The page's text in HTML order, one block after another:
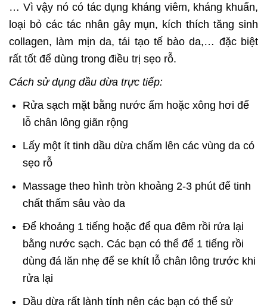
… Vì vậy nó có tác dụng kháng viêm, kháng khuẩn,
loại bỏ các tác nhân gây mụn, kích thích tăng sinh
collagen, làm mịn da, tái tạo tế bào da,… đặc biệt
rất tốt để dùng trong điều trị sẹo rỗ.
Cách sử dụng dầu dừa trực tiếp:
Rửa sạch mặt bằng nước ấm hoặc xông hơi để
lỗ chân lông giãn rộng
Lấy một ít tinh dầu dừa chấm lên các vùng da có
sẹo rỗ
Massage theo hình tròn khoảng 2-3 phút để tinh
chất thấm sâu vào da
Để khoảng 1 tiếng hoặc để qua đêm rồi rửa lại
bằng nước sạch. Các bạn có thể để 1 tiếng rồi
dùng đá lăn nhẹ để se khít lỗ chân lông trước khi
rửa lại
Dầu dừa rất lành tính nên các bạn có thể sử